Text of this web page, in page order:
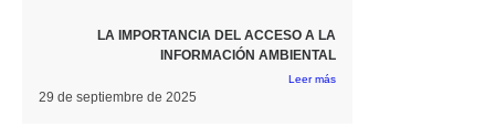
LA IMPORTANCIA DEL ACCESO A LA
INFORMACIÓN AMBIENTAL
Leer más
29 de septiembre de 2025